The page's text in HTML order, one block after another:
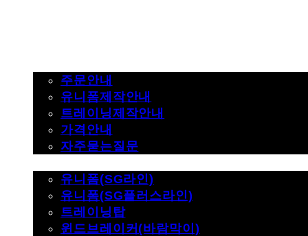
주문안내
유니폼제작안내
트레이닝제작안내
가격안내
자주묻는질문
유니폼(SG라인)
유니폼(SG플러스라인)
트레이닝탑
윈드브레이커(바람막이)